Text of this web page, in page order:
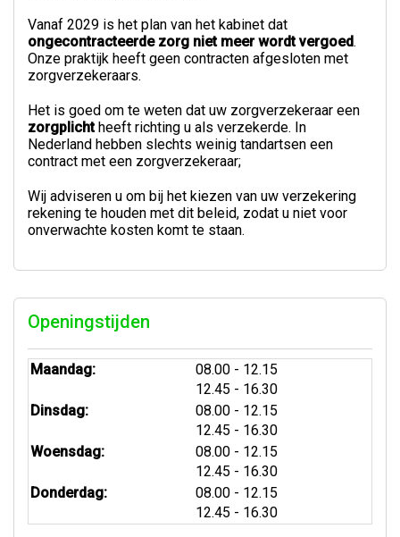
Vanaf 2029 is het plan van het kabinet dat
ongecontracteerde zorg niet meer wordt vergoed.
Onze praktijk heeft geen contracten afgesloten met
zorgverzekeraars.
Het is goed om te weten dat uw zorgverzekeraar een
zorgplichtheeft richting u als verzekerde. In
Nederland hebben slechts weinig tandartsen een
contract met een zorgverzekeraar;
Wij adviseren u om bij het kiezen van uw verzekering
rekening te houden met dit beleid, zodat u niet voor
onverwachte kosten komt te staan.
Openingstijden
Maandag: 08.00 tot
- 12.15
12.45 tot
- 16.30
Dinsdag:
08.00 tot
- 12.15
12.45 tot
- 16.30
Woensdag:
08.00 tot
- 12.15
12.45 tot
- 16.30
Donderdag:
08.00 tot
- 12.15
12.45 tot
- 16.30